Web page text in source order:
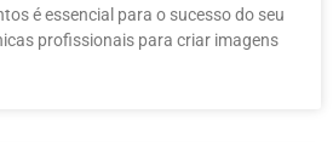
é essencial para o sucesso do seu
profissionais para criar imagens